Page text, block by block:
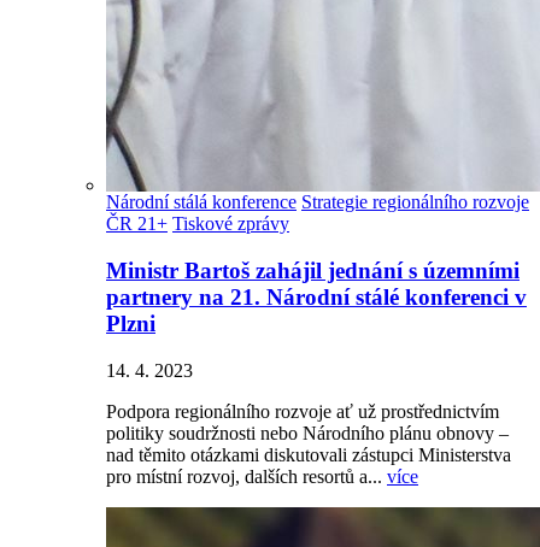
Národní stálá konference Strategie regionálního rozvoje
ČR 21+ Tiskové zprávy
Ministr Bartoš zahájil jednání s územními
partnery na 21. Národní stálé konferenci v
Plzni
14. 4. 2023
Podpora regionálního rozvoje ať už prostřednictvím
politiky soudržnosti nebo Národního plánu obnovy –
nad těmito otázkami diskutovali zástupci Ministerstva
pro místní rozvoj, dalších resortů a... více